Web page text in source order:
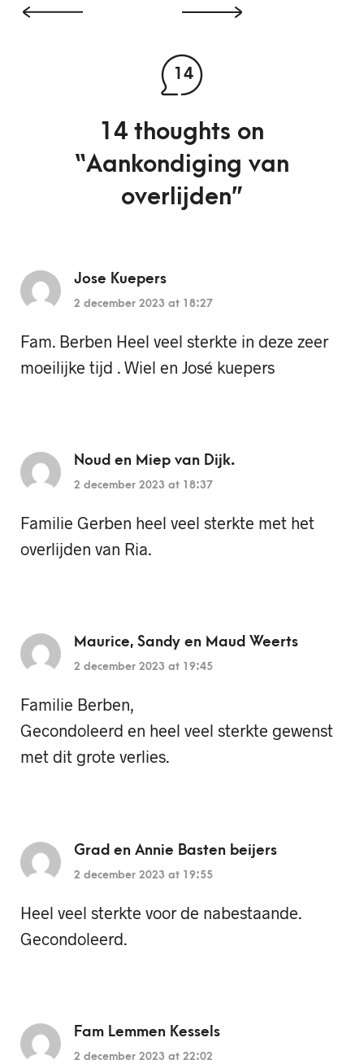
14
14 thoughts on
“Aankondiging van
overlijden”
Jose Kuepers
2 december 2023 at 18:27
Fam. Berben Heel veel sterkte in deze zeer
moeilijke tijd . Wiel en José kuepers
Noud en Miep van Dijk.
2 december 2023 at 18:37
Familie Gerben heel veel sterkte met het
overlijden van Ria.
Maurice, Sandy en Maud Weerts
2 december 2023 at 19:45
Familie Berben,
Gecondoleerd en heel veel sterkte gewenst
met dit grote verlies.
Grad en Annie Basten beijers
2 december 2023 at 19:55
Heel veel sterkte voor de nabestaande.
Gecondoleerd.
Fam Lemmen Kessels
2 december 2023 at 22:02